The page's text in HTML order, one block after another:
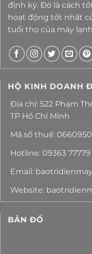
định kỳ. Đó là cách
hoạt động tốt nhất
tuổi thọ của máy
HỘ KINH DOANH
Địa chỉ: 522 Phạm
TP Hồ Chí Minh
Mã số thuế:
Hotline: 09363 77779
Email:
Website:
BẢN ĐỒ